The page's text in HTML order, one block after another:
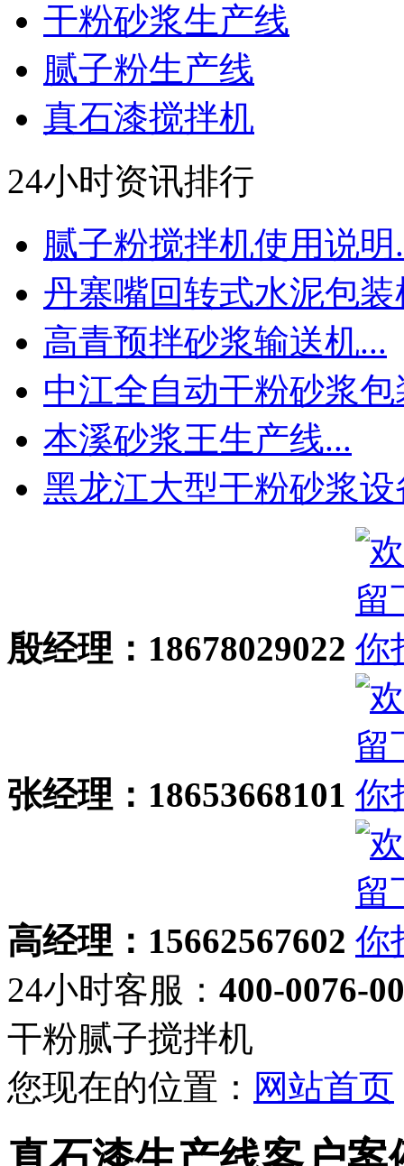
干粉砂浆生产线
腻子粉生产线
真石漆搅拌机
24小时资讯排行
腻子粉搅拌机使用说明
丹寨嘴回转式水泥包装
高青预拌砂浆输送机...
中江全自动干粉砂浆包
本溪砂浆王生产线...
黑龙江大型干粉砂浆设
殷经理：18678029022
张经理：18653668101
高经理：15662567602
24小时客服： 400-0076-
干粉腻子搅拌机
您现在的位置： 网站首页